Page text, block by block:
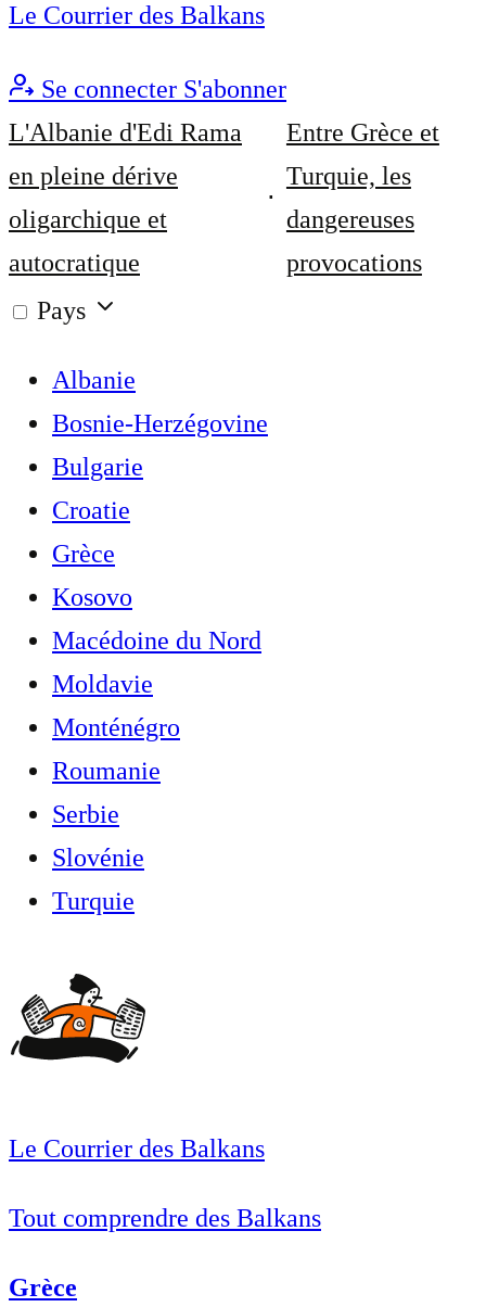
Le Courrier des Balkans
Se connecter S'abonner
L'Albanie d'Edi Rama
en pleine dérive
oligarchique et
autocratique
Entre Grèce et
Turquie, les
dangereuses
provocations
Pays
Albanie
Bosnie-Herzégovine
Bulgarie
Croatie
Grèce
Kosovo
Macédoine du Nord
Moldavie
Monténégro
Roumanie
Serbie
Slovénie
Turquie
Le Courrier des Balkans
Tout comprendre des Balkans
Grèce